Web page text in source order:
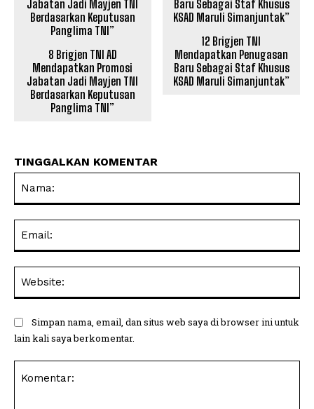
8 Brigjen TNI AD
Mendapatkan Promosi
Jabatan Jadi Mayjen TNI
Berdasarkan Keputusan
Panglima TNI”
12 Brigjen TNI
Mendapatkan Penugasan
Baru Sebagai Staf Khusus
KSAD Maruli Simanjuntak”
TINGGALKAN KOMENTAR
Simpan nama, email, dan situs web saya di browser ini untuk
lain kali saya berkomentar.